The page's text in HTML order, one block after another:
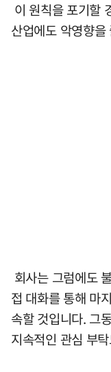
이 원칙을 포기할
산업에도 악영향
회사는 그럼에도
접 대화를 통해 마
속할 것입니다. 그
지속적인 관심 부